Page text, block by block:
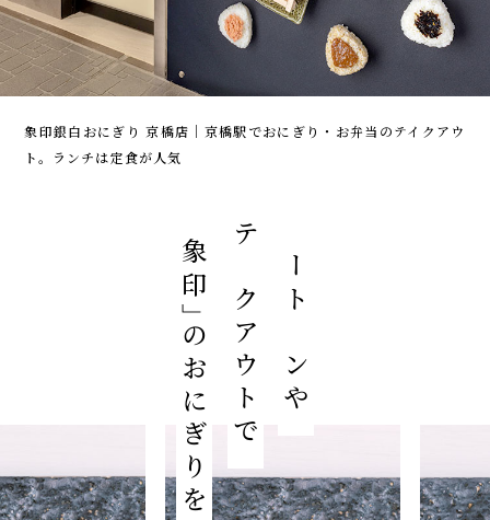
象印銀白おにぎり 京橋店｜京橋駅でおにぎり・お弁当のテイクアウ
ト。ランチは定食が人気
イートインや
テイクアウトで
「象印」
のおにぎりを